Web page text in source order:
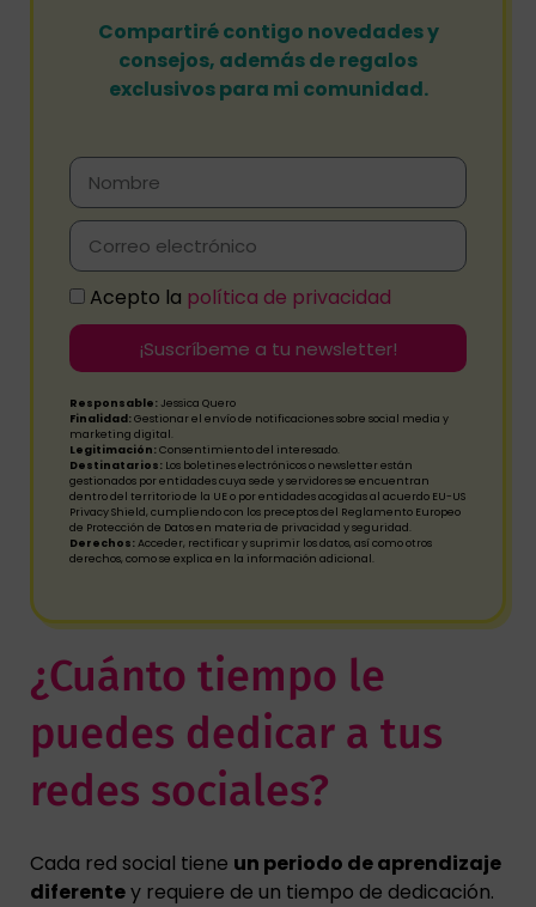
Compartiré contigo novedades y
consejos, además de regalos
exclusivos para mi comunidad.
Acepto la política de privacidad
¡Suscríbeme a tu newsletter!
Responsable: Jessica Quero
Finalidad:Gestionar el envío de notificaciones sobre social media y
marketing digital.
Legitimación:Consentimiento del interesado.
Destinatarios: Los boletines electrónicos o newsletter están
gestionados por entidades cuya sede y servidores se encuentran
dentro del territorio de la UE o por entidades acogidas al acuerdo EU-US
Privacy Shield, cumpliendo con los preceptos del Reglamento Europeo
de Protección de Datos en materia de privacidad y seguridad.
Derechos:Acceder, rectificar y suprimir los datos, así como otros
derechos, como se explica en la información adicional.
¿Cuánto tiempo le
puedes dedicar a tus
redes sociales?
Cada red social tiene un periodo de aprendizaje
diferentey requiere de un tiempo de dedicación.